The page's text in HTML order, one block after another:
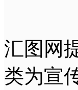
汇图网
类为宣